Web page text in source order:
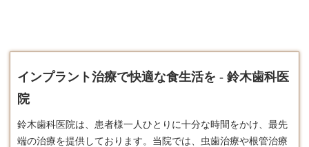
インプラント治療で快適な食生活を - 鈴木歯科医
院
鈴木歯科医院は、患者様一人ひとりに十分な時間をかけ、最先
端の治療を提供しております。​当院では、虫歯治療や根管治療